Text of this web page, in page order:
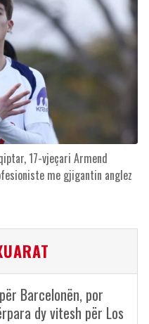
17-vjeçari Armend
me gjigantin anglez
Barcelonën, por
dy vitesh për Los